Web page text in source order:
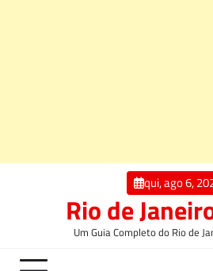
qui, ago 6,
Rio de
Um Guia Completo do Rio de